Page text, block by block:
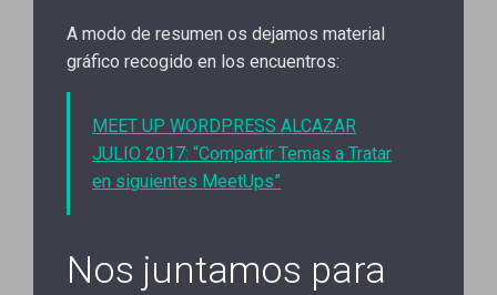
A modo de resumen os dejamos material
gráfico recogido en los encuentros:
MEET UP WORDPRESS ALCAZAR
JULIO 2017: “Compartir Temas a Tratar
en siguientes MeetUps”
Nos juntamos para